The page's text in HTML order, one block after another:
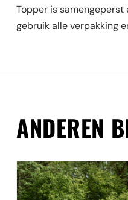
Topper is
gebruik alle verpakking
ANDEREN